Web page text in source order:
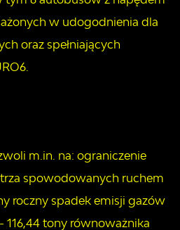
w udogodnienia dla
oraz spełniających
m.in. na: ograniczenie
spowodowanych ruchem
roczny spadek emisji gazów
116,44 tony równoważnika